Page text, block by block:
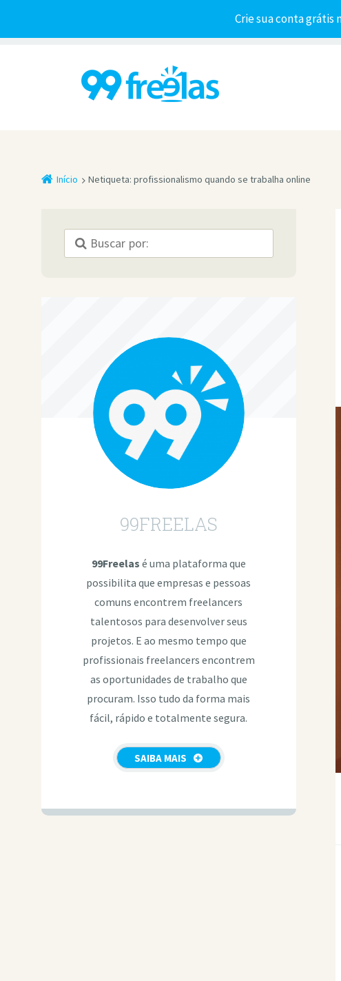
Crie sua conta grátis
Início Netiqueta: profissionalismo quando se trabalha online
99FREELAS
99Freelas é uma plataforma que
possibilita que empresas e pessoas
comuns encontrem freelancers
talentosos para desenvolver seus
projetos. E ao mesmo tempo que
profissionais freelancers encontrem
as oportunidades de trabalho que
procuram. Isso tudo da forma mais
fácil, rápido e totalmente segura.
SAIBA MAIS